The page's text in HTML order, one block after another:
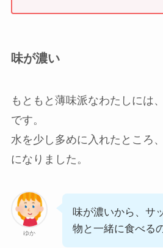
味が濃い
もともと薄味派なわたしには
です。
水を少し多めに入れたところ
になりました。
ゆか
味が濃いから、サ
物と一緒に食べる